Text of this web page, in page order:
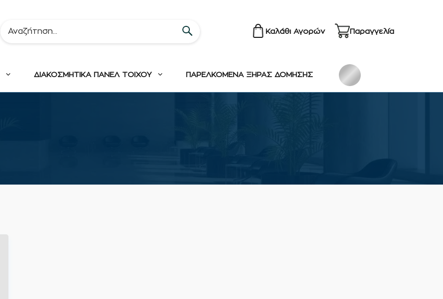
Καλάθι Αγορών Παραγγελία
ΔΙΑΚΟΣΜΗΤΙΚΑ ΠΑΝΕΛ ΤΟΙΧΟΥ ΠΑΡΕΛΚΟΜΕΝΑ ΞΗΡΑΣ ΔΟΜΗΣΗΣ